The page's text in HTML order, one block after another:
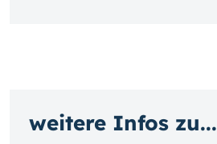
weitere Infos zu...